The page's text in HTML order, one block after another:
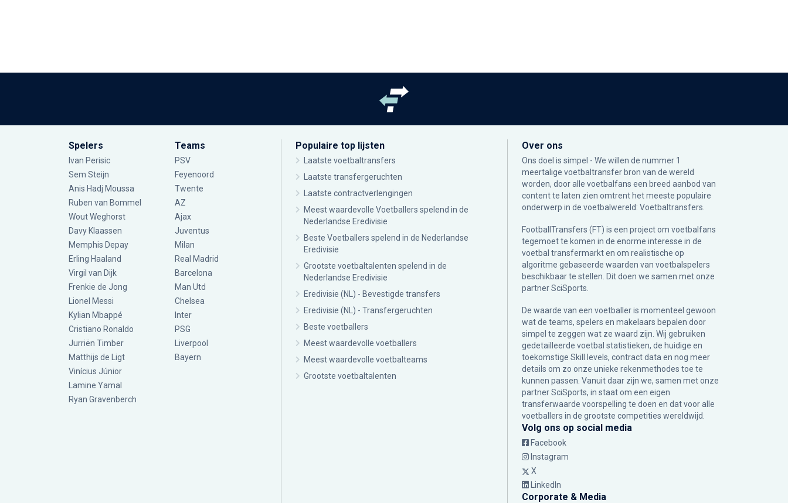
Spelers
Ivan Perisic
Sem Steijn
Anis Hadj Moussa
Ruben van Bommel
Wout Weghorst
Davy Klaassen
Memphis Depay
Erling Haaland
Virgil van Dijk
Frenkie de Jong
Lionel Messi
Kylian Mbappé
Cristiano Ronaldo
Jurriën Timber
Matthijs de Ligt
Vinícius Júnior
Lamine Yamal
Ryan Gravenberch
Teams
PSV
Feyenoord
Twente
AZ
Ajax
Juventus
Milan
Real Madrid
Barcelona
Man Utd
Chelsea
Inter
PSG
Liverpool
Bayern
Populaire top lijsten
Laatste voetbaltransfers
Laatste transfergeruchten
Laatste contractverlengingen
Meest waardevolle Voetballers spelend in de
Nederlandse Eredivisie
Beste Voetballers spelend in de Nederlandse
Eredivisie
Grootste voetbaltalenten spelend in de
Nederlandse Eredivisie
Eredivisie (NL) - Bevestigde transfers
Eredivisie (NL) - Transfergeruchten
Beste voetballers
Meest waardevolle voetballers
Meest waardevolle voetbalteams
Grootste voetbaltalenten
Over ons
Ons doel is simpel - We willen de nummer 1
meertalige voetbaltransfer bron van de wereld
worden, door alle voetbalfans een breed aanbod van
content te laten zien omtrent het meeste populaire
onderwerp in de voetbalwereld: Voetbaltransfers.
FootballTransfers (FT) is een project om voetbalfans
tegemoet te komen in de enorme interesse in de
voetbal transfermarkt en om realistische op
algoritme gebaseerde waarden van voetbalspelers
beschikbaar te stellen. Dit doen we samen met onze
partnerSciSports
De waarde van een voetballer is momenteel gewoon
wat de teams, spelers en makelaars bepalen door
simpel te zeggen wat ze waard zijn. Wij gebruiken
gedetailleerde voetbal statistieken, de huidige en
toekomstige Skill levels, contract data en nog meer
details om zo onze unieke rekenmethodes toe te
kunnen passen. Vanuit daar zijn we, samen met onze
partner SciSports, in staat om een eigen
transferwaarde voorspelling te doen en dat voor alle
voetballers in de grootste competities wereldwijd.
Volg ons op social media
Facebook
Instagram
X
LinkedIn
Corporate & Media